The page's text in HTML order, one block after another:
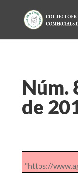
Núm.
de
"https://